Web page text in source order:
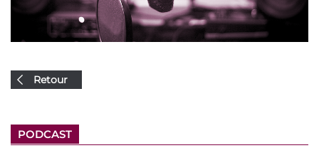
Retour
PODCAST